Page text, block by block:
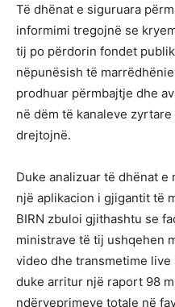
Të dhënat e siguruara
informimi tregojnë se
tij po përdorin fondet
nëpunësish të
prodhuar përmbajtje dhe
në dëm të kanaleve
drejtojnë.
Duke analizuar të dhënat
një aplikacion i gjigantit të
BIRN zbuloi gjithashtu se
ministrave të tij ushqehen
video dhe transmetime
duke arritur një raport 98
ndërveprimeve totale në